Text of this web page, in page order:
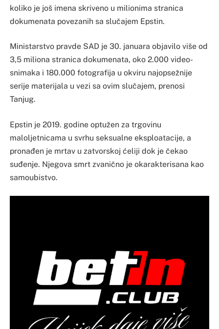
koliko je još imena skriveno u milionima stranica
dokumenata povezanih sa slučajem Epstin.
Ministarstvo pravde SAD je 30. januara objavilo više od
3,5 miliona stranica dokumenata, oko 2.000 video-
snimaka i 180.000 fotografija u okviru najopsežnije
serije materijala u vezi sa ovim slučajem, prenosi
Tanjug.
Epstin je 2019. godine optužen za trgovinu
maloljetnicama u svrhu seksualne eksploatacije, a
pronađen je mrtav u zatvorskoj ćeliji dok je čekao
suđenje. Njegova smrt zvanično je okarakterisana kao
samoubistvo.